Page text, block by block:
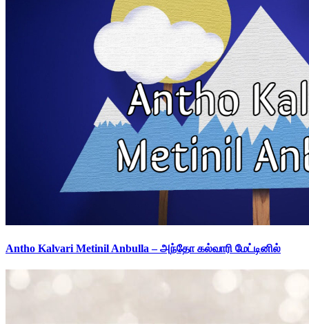
Antho Kalvari Metinil Anbulla – அந்தோ கல்வாரி மேட்டினில்